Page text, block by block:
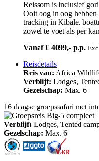
Reissom is inclusief
Ooit oog in oog hebben
tracking in Kibale,
zowel te voet als per
Vanaf € 4099,- p.p.
Reisdetails
Reis van: Africa
Verblijf: Lodges,
Gezelschap: Max. 6
16 daagse groepssafari met
Verblijf: Lodges, Tented
Gezelschap: Max. 6